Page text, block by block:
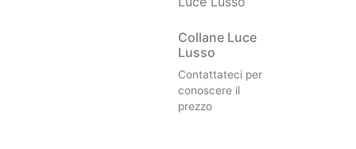
Collane Luce
Lusso
Contattateci per
conoscere il
prezzo